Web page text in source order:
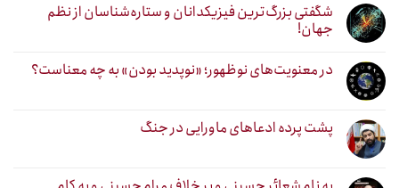
شگفتی بزرگ‌ترین فیزیکدانان و ستاره‌شناسان از نظم
جهان!
در معنویت‌های نوظهور؛ «نوپدید بودن» به چه معناست؟
پشت پرده ادعاهای ماورایی در جنگ